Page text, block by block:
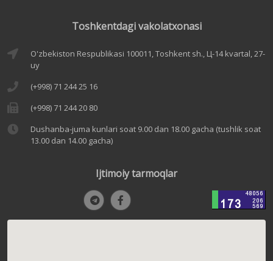
Toshkentdagi vakolatxonasi
O'zbekiston Respublikasi 100011, Toshkent sh., Ц-14 kvartal, 27-
uy
(+998) 71 244 25 16
(+998) 71 244 20 80
Dushanba-juma kunlari soat 9.00 dan 18.00 gacha (tushlik soat
13.00 dan 14.00 gacha)
Ijtimoiy tarmoqlar